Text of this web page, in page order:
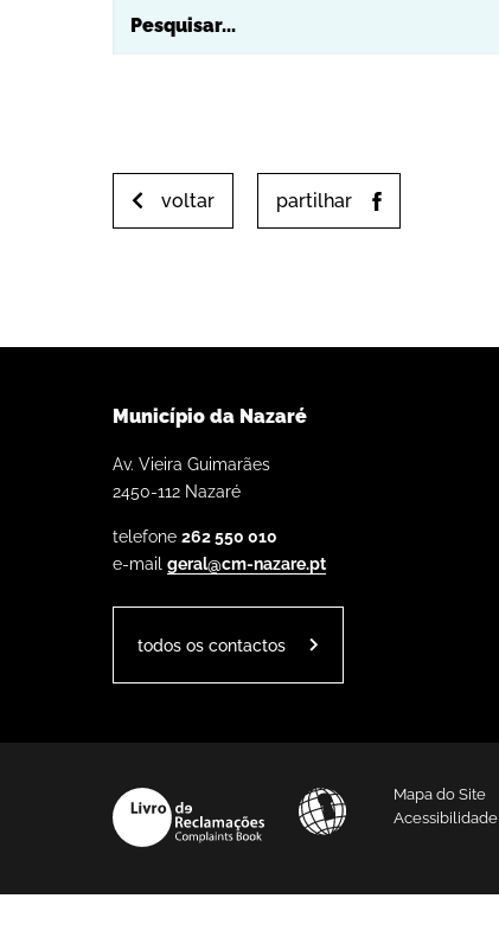
voltar partilhar
Município da Nazaré
Av. Vieira Guimarães
2450-112 Nazaré
telefone 262 550 010
e-mail geral@cm-nazare.pt
todos os contactos
Mapa do Site
Acessibilidade